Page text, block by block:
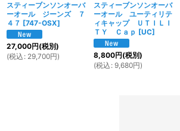
スティーブンソンオーバ
ーオール ジーンズ ７
４７ [747-OSX]
27,000円(税別)
(税込 : 29,700円)
スティーブンソンオーバ
ーオール ユーティリテ
ィキャップ ＵＴＩＬＩ
ＴＹ Ｃａｐ [UC]
8,800円(税別)
(税込 : 9,680円)